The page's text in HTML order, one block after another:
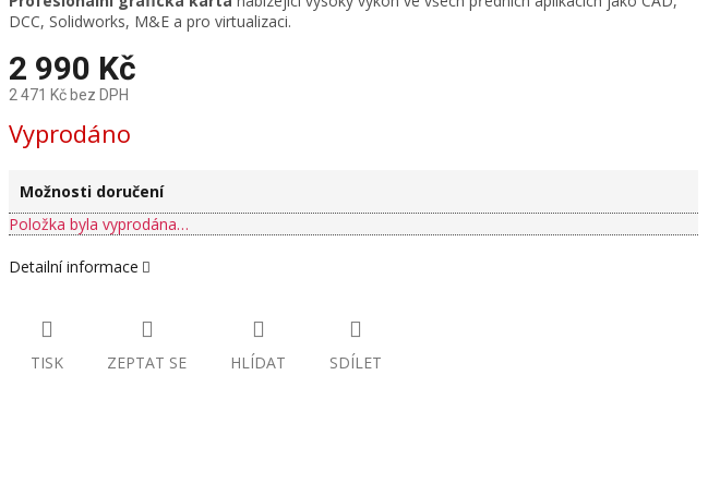
DCC, Solidworks, M&E a pro virtualizaci.
2 990 Kč
2 471 Kč bez DPH
Měrná
cena:
Vyprodáno
Možnosti doručení
Položka byla vyprodána…
Detailní informace
TISK ZEPTAT SE HLÍDAT SDÍLET